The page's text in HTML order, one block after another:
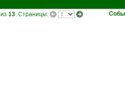
из 13. Страницы: